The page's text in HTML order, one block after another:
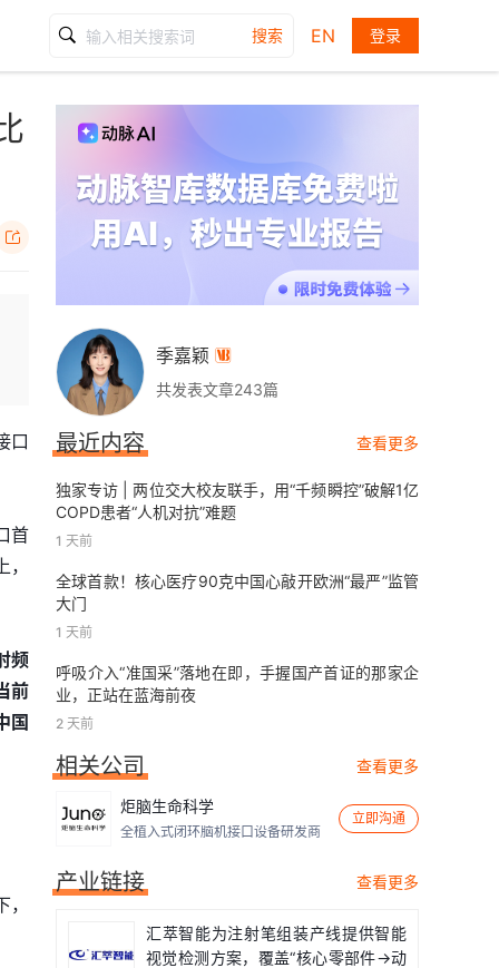
搜索 EN 登录

口
首
频
前
国
季嘉颖 
共发表文章243篇
最近内容 查看更多
独家专访 | 两位交大校友联手，用“千频瞬控”破解1亿
COPD患者“人机对抗”难题
1 天前
全球首款！核心医疗90克中国心敲开欧洲“最严”监管
大门
1 天前
呼吸介入“准国采”落地在即，手握国产首证的那家企
业，正站在蓝海前夜
2 天前
相关公司 查看更多
炬脑生命科学
全植入式闭环脑机接口设备研发商
立即沟通
产业链接 查看更多
汇萃智能为注射笔组装产线提供智能
视觉检测方案，覆盖“核心零部件→动